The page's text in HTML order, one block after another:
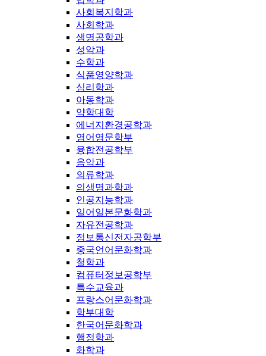
사회복지학과
사회학과
생명공학과
성악과
수학과
식품영양학과
심리학과
아동학과
약학대학
에너지환경공학과
영어영문학부
융합전공학부
음악과
의류학과
의생명과학과
인공지능학과
일어일본문화학과
자유전공학과
정보통신전자공학부
중국언어문화학과
철학과
컴퓨터정보공학부
특수교육과
프랑스어문화학과
학부대학
한국어문화학과
행정학과
화학과